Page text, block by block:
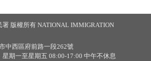
版權所有 NATIONAL IMMIGRATION
中西區府前路一段262號
期一至星期五 08:00-17:00 中午不休息